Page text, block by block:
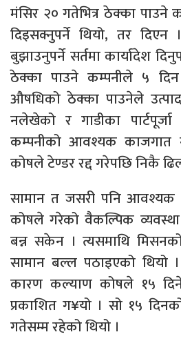
मंसिर २० गतेभित्र ठेक्का पाउने
दिइसक्नुपर्ने थियो, तर दिएन
बुझाउनुपर्ने सर्तमा कार्यादेश
ठेक्का पाउने कम्पनीले ५
औषधिको ठेक्का पाउनेले
नलेखेको र गाडीका
कम्पनीको आवश्यक काजगात
कोषले टेण्डर रद्द गरेपछि निकै
सामान त जसरी पनि आवश्यक
कोषले गरेको वैकल्पिक व्यवस्था
बन्न सकेन । त्यसमाथि
सामान बल्ल पठाइएको थियो
कारण कल्याण कोषले १५
प्रकाशित ग¥यो । सो १५
गतेसम्म रहेको थियो ।